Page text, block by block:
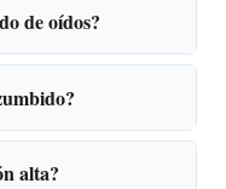
de oídos?
alta?